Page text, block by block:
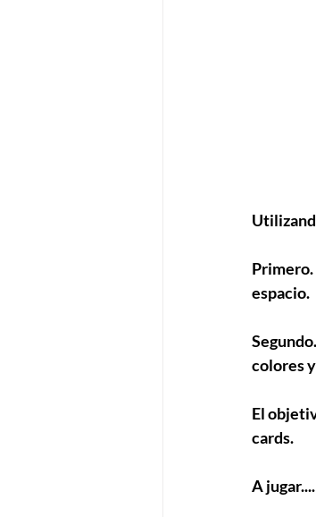
espacio.
colores
El
cards.
A jugar....